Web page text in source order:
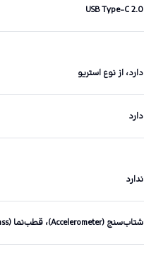
USB Type-C 2.0
دارد،‌ از نوع استریو
دارد
ندارد
شتاب‌سنج (Accelerometer)، قطب‌نما (Compass)، مجاورتی (Proximity)، ژیروسکوپ (Gyro)